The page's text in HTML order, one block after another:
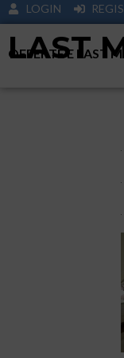
LOGIN
LAST
OFFERTE E LAST